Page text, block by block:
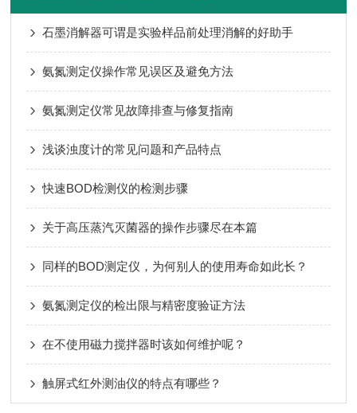
石墨消解器可谓是实验样品前处理消解的好助手
氨氮测定仪操作常见误区及避免方法
氨氮测定仪常见故障排查与修复指南
浅谈浊度计的常见问题和产品特点
快速BOD检测仪的检测步骤
关于高压蒸汽灭菌器的操作步骤尽在本篇
同样的BOD测定仪，为何别人的使用寿命如此长？
氨氮测定仪的检出限与精密度验证方法
在不使用磁力搅拌器时该如何维护呢？
触屏式红外测油仪的特点有哪些？